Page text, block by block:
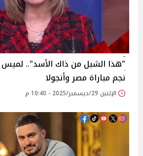
"هذا الشبل من ذاك الأسد".. لميس
نجم مباراة مصر وأنجولا
الإثنين 29/ديسمبر/2025 - 10:40 م